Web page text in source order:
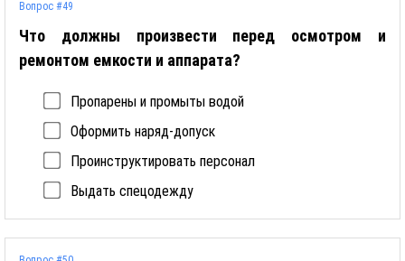
Вопрос #49
Что должны произвести перед осмотром и
ремонтом емкости и аппарата?
Пропарены и промыты водой
Оформить наряд-допуск
Проинструктировать персонал
Выдать спецодежду